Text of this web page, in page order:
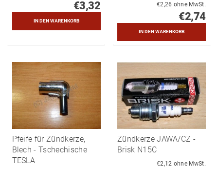
€3,32 €2,26 ohne MwSt.
€2,74
Pfeife für Zündkerze,
Blech - Tschechische
TESLA
Zündkerze JAWA/CZ -
Brisk N15C
€2,12 ohne MwSt.